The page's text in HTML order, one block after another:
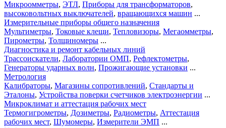
Микроомметры, ЭТЛ, Приборы для трансформаторов,
высоковольтных выключателей, вращающихся машин ...
Измерительные приборы общего назначения
Мультиметры, Токовые клещи, Тепловизоры, Мегаомметры,
Пирометры, Толщиномеры ...
Диагностика и ремонт кабельных линий
Трассоискатели, Лаборатории ОМП, Рефлектометры,
Генераторы ударных волн, Прожигающие установки ...
Метрология
Калибраторы, Магазины сопротивлений, Стандарты и
Эталоны, Устройства поверки счетчиков электроэнергии ...
Микроклимат и аттестация рабочих мест
Термогигрометры, Дозиметры, Радиометры, Аттестация
рабочих мест, Шумомеры, Измерители ЭМП ...